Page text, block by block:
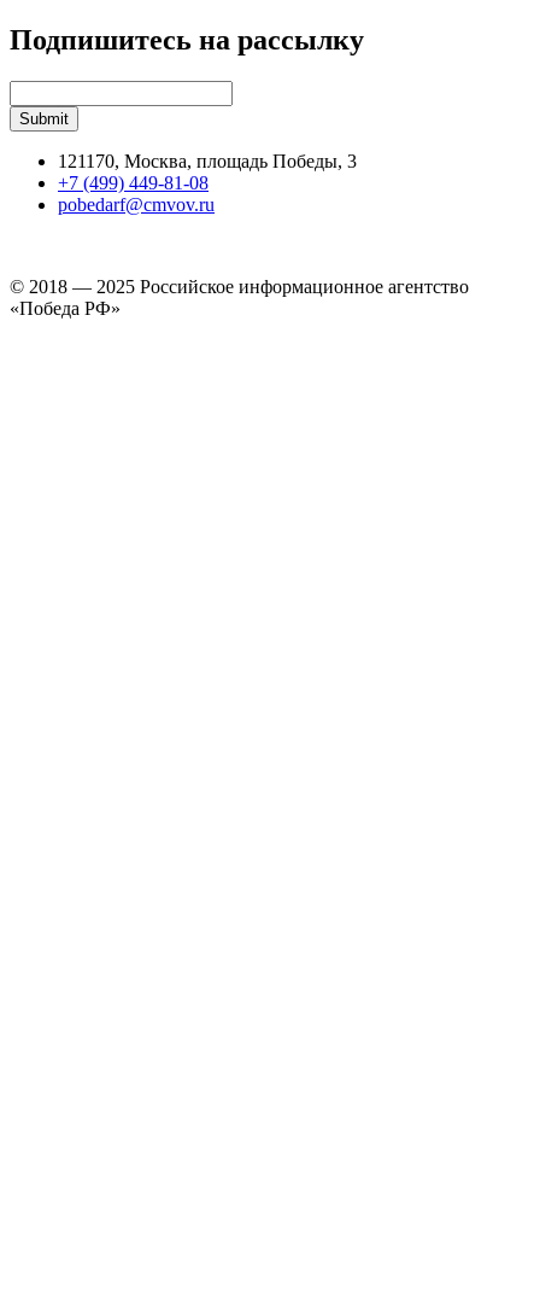
Подпишитесь на рассылку
121170, Москва, площадь Победы, 3
+7 (499) 449-81-08
pobedarf@cmvov.ru
© 2018 — 2025 Российское информационное агентство
«Победа РФ»